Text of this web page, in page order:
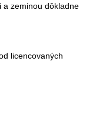
a zeminou dôkladne
licencovaných